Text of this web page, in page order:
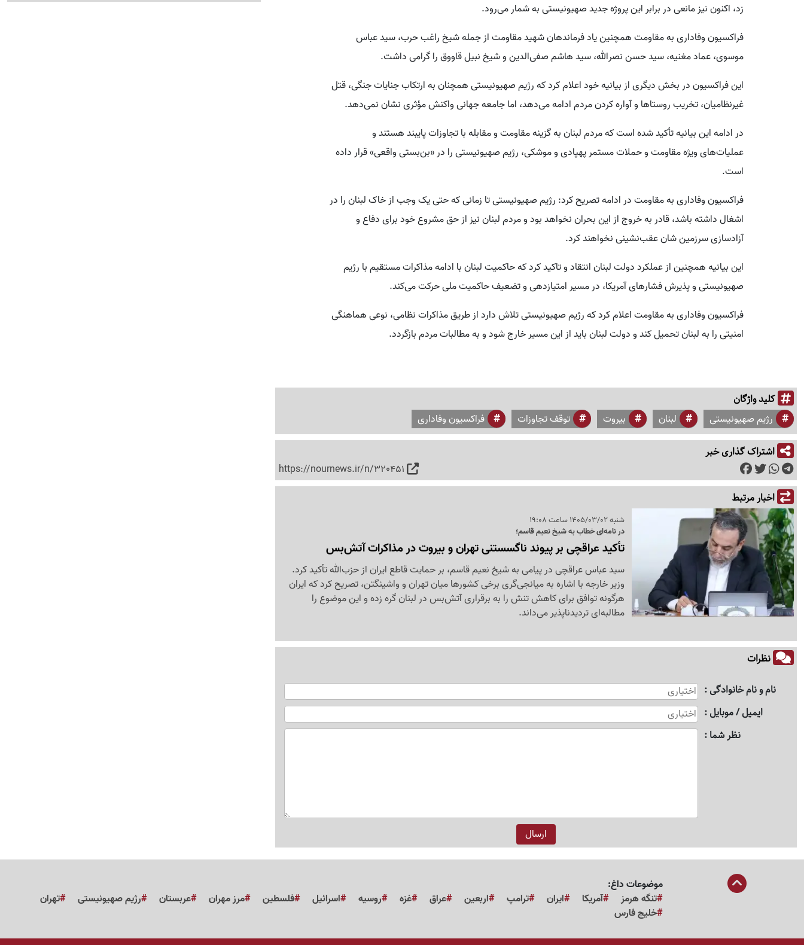
زد، اکنون نیز مانعی در برابر این پروژه جدید صهیونیستی به شمار می‌رود.
فراکسیون وفاداری به مقاومت همچنین یاد فرماندهان شهید مقاومت از جمله شیخ راغب حرب، سید عباس
موسوی، عماد مغنیه، سید حسن نصرالله، سید هاشم صفی‌الدین و شیخ نبیل قاووق را گرامی داشت.
این فراکسیون در بخش دیگری از بیانیه خود اعلام کرد که رژیم صهیونیستی همچنان به ارتکاب جنایات جنگی، قتل
غیرنظامیان، تخریب روستاها و آواره کردن مردم ادامه می‌دهد، اما جامعه جهانی واکنش مؤثری نشان نمی‌دهد.
در ادامه این بیانیه تأکید شده است که مردم لبنان به گزینه مقاومت و مقابله با تجاوزات پایبند هستند و
عملیات‌های ویژه مقاومت و حملات مستمر پهپادی و موشکی، رژیم صهیونیستی را در «بن‌بستی واقعی» قرار داده
است.
فراکسیون وفاداری به مقاومت در ادامه تصریح کرد: رژیم صهیونیستی تا زمانی که حتی یک وجب از خاک لبنان را در
اشغال داشته باشد، قادر به خروج از این بحران نخواهد بود و مردم لبنان نیز از حق مشروع خود برای دفاع و
آزادسازی سرزمین شان عقب‌نشینی نخواهند کرد.
این بیانیه همچنین از عملکرد دولت لبنان انتقاد و تاکید کرد که حاکمیت لبنان با ادامه مذاکرات مستقیم با رژیم
صهیونیستی و پذیرش فشارهای آمریکا، در مسیر امتیازدهی و تضعیف حاکمیت ملی حرکت می‌کند.
فراکسیون وفاداری به مقاومت اعلام کرد که رژیم صهیونیستی تلاش دارد از طریق مذاکرات نظامی، نوعی هماهنگی
امنیتی را به لبنان تحمیل کند و دولت لبنان باید از این مسیر خارج شود و به مطالبات مردم بازگردد.
کلید واژگان
رژیم صهیونیستی لبنان بیروت توقف تجاوزات فراکسیون وفاداری
اشتراک گذاری خبر
https://nournews.ir/n/320451
اخبار مرتبط
شنبه 1405/03/02 ساعت 19:08
در نامه‌ای خطاب به شیخ نعیم قاسم؛
تأکید عراقچی بر پیوند ناگسستنی تهران و بیروت در مذاکرات آتش‌بس
سید عباس عراقچی در پیامی به شیخ نعیم قاسم، بر حمایت قاطع ایران از حزب‌الله تأکید کرد.
وزیر خارجه با اشاره به میانجی‌گری برخی کشورها میان تهران و واشینگتن، تصریح کرد که ایران
هرگونه توافق برای کاهش تنش را به برقراری آتش‌بس در لبنان گره زده و این موضوع را
مطالبه‌ای تردیدناپذیر می‌داند.
نظرات
نام و نام خانوادگی
ایمیل / موبایل
نظر شما
موضوعات داغ:
تنگه هرمز
آمریکا ایران ترامپ اربعین عراق غزه روسیه اسرائیل فلسطین مرز مهران عربستان رژیم صهیونیستی
تهران
خلیج فارس